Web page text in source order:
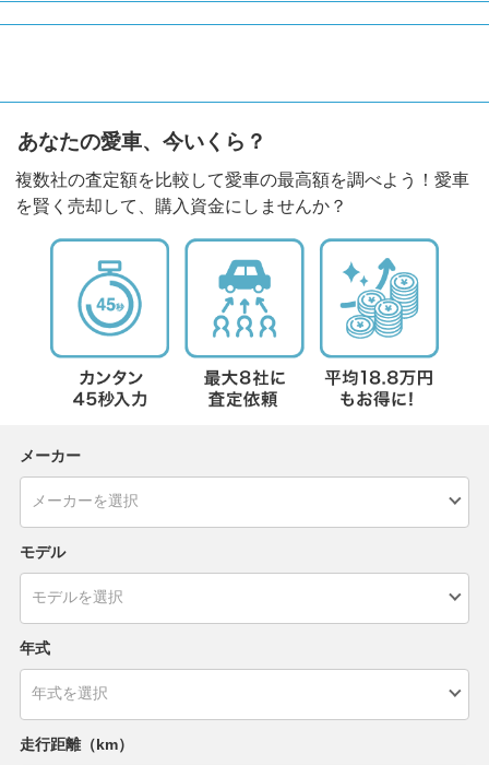
あなたの愛車、今いくら？
複数社の査定額を比較して愛車の最高額を調べよう！愛車
を賢く売却して、購入資金にしませんか？
メーカー
モデル
年式
走行距離（km）